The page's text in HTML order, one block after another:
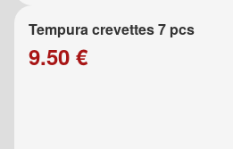
Tempura crevettes 7 pcs
9.50 €